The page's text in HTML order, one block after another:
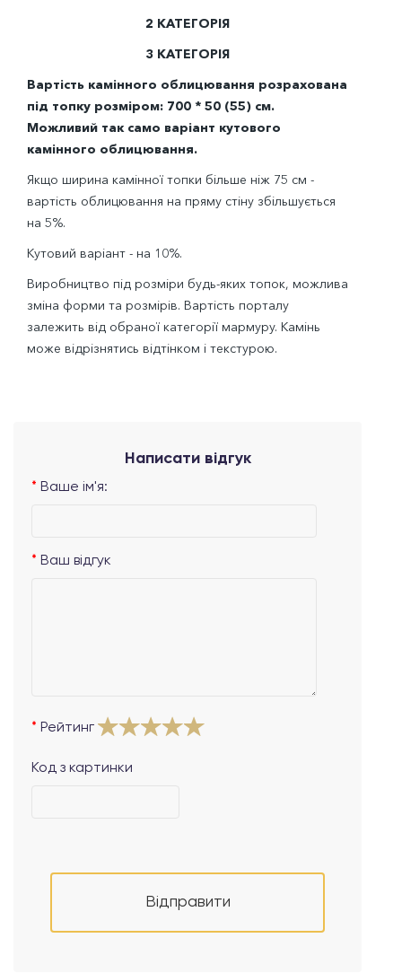
2 КАТЕГОРІЯ
3 КАТЕГОРІЯ
Вартість камінного облицювання розрахована
під топку розміром: 700 * 50 (55) см.
Можливий так само варіант кутового
камінного облицювання.
Якщо ширина камінної топки більше ніж 75 см -
вартість облицювання на пряму стіну збільшується
на 5%.
Кутовий варіант - на 10%.
Виробництво під розміри будь-яких топок, можлива
зміна форми та розмірів. Вартість порталу
залежить від обраної категорії мармуру. Камінь
може відрізнятись відтінком і текстурою.
Написати відгук
Ваше ім'я:
Ваш відгук
Рейтинг
Код з картинки
Відправити